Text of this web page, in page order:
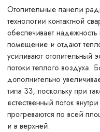
Отопительные панели
технологии контактной
обеспечивает
помещение и отдают
усиливают отопительный
потоки теплого воздуха.
дополнительно
типа 33, поскольку при
естественный поток
прогреваются по всей
и в верхней.